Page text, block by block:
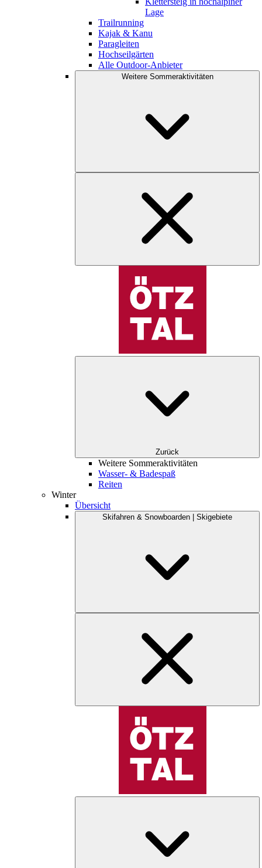
Lage
Trailrunning
Kajak & Kanu
Paragleiten
Hochseilgärten
Alle Outdoor-Anbieter
Weitere Sommeraktivitäten
Zurück
Weitere Sommeraktivitäten
Wasser- & Badespaß
Reiten
Winter
Übersicht
Skifahren & Snowboarden | Skigebiete